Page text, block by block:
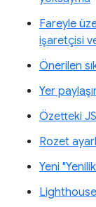
Fareyle
işaretçisi
Önerilen
Yer
Özetteki JS
Rozet
Yeni